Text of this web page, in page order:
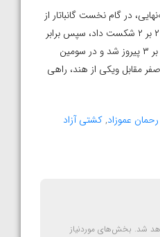
در گام نخست گانباتار از
مغولستان را با نتیجه حساس ۲ بر ۲ شکست داد، سپس برابر
احمد ماگامایف از بلغارستان ۶ بر ۳ پیروز شد و در سومین
نیز با نتیجه قاطع ۱۰ بر صفر مقابل ویکی از هند، راهی
رحمان عموزاد,کشتی آزاد
شد. بخش‌های موردنیاز